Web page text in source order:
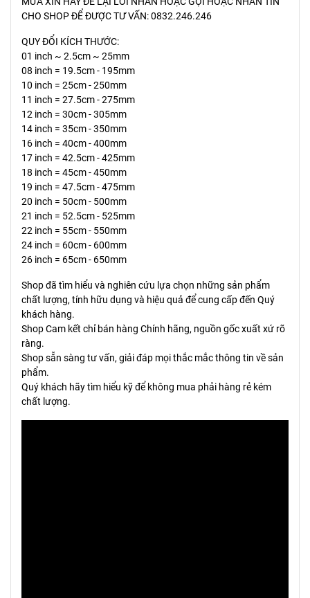
CHO SHOP ĐỂ ĐƯỢC TƯ VẤN: 0832.246.246
QUY ĐỔI KÍCH THƯỚC:
01 inch ~ 2.5cm ~ 25mm
08 inch = 19.5cm - 195mm
10 inch = 25cm - 250mm
11 inch = 27.5cm - 275mm
12 inch = 30cm - 305mm
14 inch = 35cm - 350mm
16 inch = 40cm - 400mm
17 inch = 42.5cm - 425mm
18 inch = 45cm - 450mm
19 inch = 47.5cm - 475mm
20 inch = 50cm - 500mm
21 inch = 52.5cm - 525mm
22 inch = 55cm - 550mm
24 inch = 60cm - 600mm
26 inch = 65cm - 650mm
Shop đã tìm hiểu và nghiên cứu lựa chọn những sản phẩm
chất lượng, tính hữu dụng và hiệu quả để cung cấp đến Quý
khách hàng.
Shop Cam kết chỉ bán hàng Chính hãng, nguồn gốc xuất xứ rõ
ràng.
Shop sẵn sàng tư vấn, giải đáp mọi thắc mắc thông tin về sản
phẩm.
Quý khách hãy tìm hiểu kỹ để không mua phải hàng rẻ kém
chất lượng.